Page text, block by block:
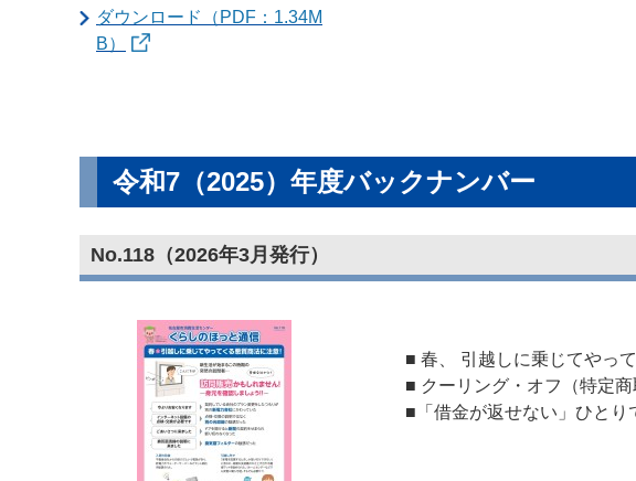
ダウンロード（PDF：1.34M
B）
令和7（2025）年度バックナンバー
No.118（2026年3月発行）
■ 春、 引越しに乗じてやっ
■ クーリング・オフ（特定
■「借金が返せない」ひとり